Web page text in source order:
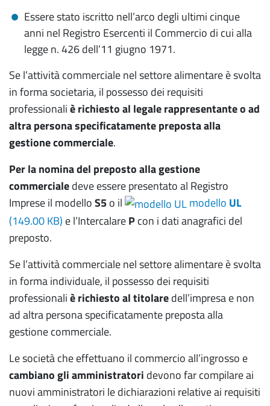
Essere stato iscritto nell’arco degli ultimi cinque
anni nel Registro Esercenti il Commercio di cui alla
legge n. 426 dell’11 giugno 1971.
Se l’attività commerciale nel settore alimentare è svolta
in forma societaria, il possesso dei requisiti
professionaliè richiesto al legale rappresentante o ad
altra persona specificatamente preposta alla
gestione commerciale.
Per la nomina del preposto alla gestione
commercialedeve essere presentato al Registro
Imprese il modelloS5o il modello UL
(149.00 KB) e l’IntercalarePcon i dati anagrafici del
preposto.
Se l’attività commerciale nel settore alimentare è svolta
in forma individuale, il possesso dei requisiti
professionaliè richiesto al titolaredell’impresa e non
ad altra persona specificatamente preposta alla
gestione commerciale.
Le società che effettuano il commercio all’ingrosso e
cambiano gli amministratori devono far compilare ai
nuovi amministratori le dichiarazioni relative ai requisiti